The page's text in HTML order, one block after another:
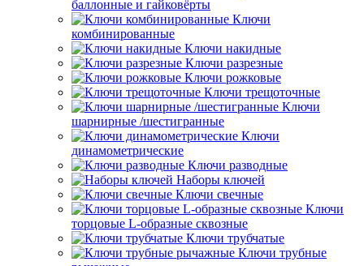
баллонные и гайковёрты
Ключи
комбинированные
Ключи накидные
Ключи разрезные
Ключи рожковые
Ключи трещоточные
Ключи
шарнирные /шестигранные
Ключи
динамометрические
Ключи разводные
Наборы ключей
Ключи свечные
Ключи
торцовые L-образные сквозные
Ключи трубчатые
Ключи трубные